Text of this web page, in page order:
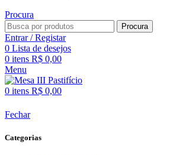
Procura
Procura
Entrar / Registar
0 Lista de desejos
0 itens R$ 0,00
Menu
0 itens R$ 0,00
Fechar
Categorias